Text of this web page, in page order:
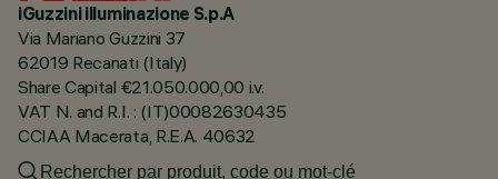
iGuzzini illuminazione S.p.A
Via Mariano Guzzini 37
62019 Recanati (Italy)
Share Capital €21.050.000,00 i.v.
VAT N. and R.I. : (IT)00082630435
CCIAA Macerata, R.E.A. 40632